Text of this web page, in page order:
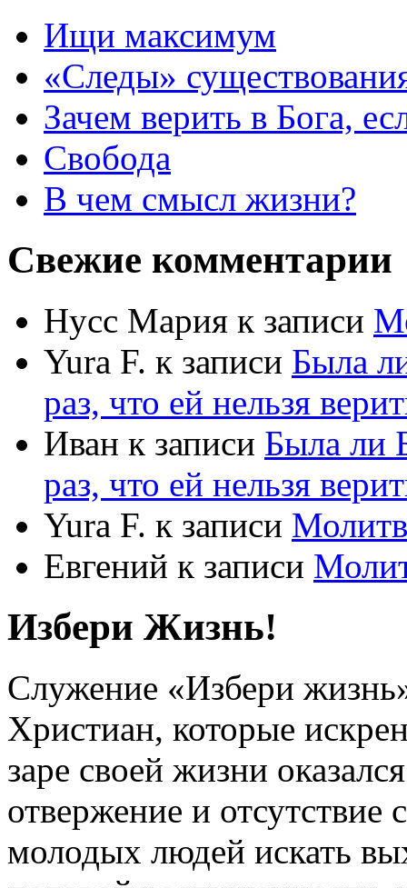
Ищи максимум
«Следы»
Зачем верить в Бога,
Свобода
В чем смысл жизни?
Свежие комментарии
Нусс Мария к записи
Yura F. к записи Была
раз, что ей нельзя
Иван к записи Была ли
раз, что ей нельзя
Yura F. к записи
Евгений к записи
Избери Жизнь!
Служение «Избери
Христиан, которые
заре своей жизни
отвержение и
молодых людей искать